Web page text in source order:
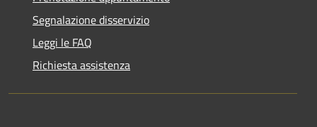
Segnalazione disservizio
Leggi le FAQ
Richiesta assistenza